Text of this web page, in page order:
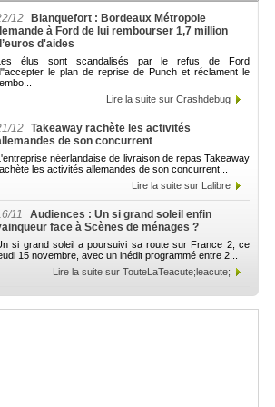
12
Blanquefort : Bordeaux Métropole
à Ford de lui rembourser 1,7 million
d'aides
élus sont scandalisés par le refus de Ford
le plan de reprise de Punch et réclament le
Lire la suite sur Crashdebug
12 Takeaway rachète les activités
de son concurrent
néerlandaise de livraison de repas Takeaway
les activités allemandes de son concurrent...
Lire la suite sur Lalibre
11
Audiences : Un si grand soleil enfin
face à Scènes de ménages ?
si grand soleil a poursuivi sa route sur France 2, ce
15 novembre, avec un inédit programmé entre 2...
Lire la suite sur TouteLaTeacute;leacute;